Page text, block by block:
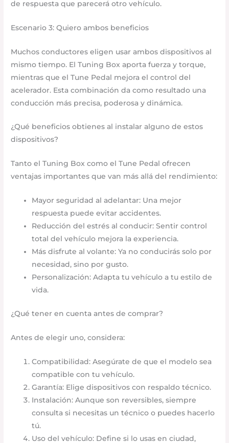
de respuesta que parecerá otro vehículo.
Escenario 3: Quiero ambos beneficios
Muchos conductores eligen usar ambos dispositivos al
mismo tiempo. El Tuning Box aporta fuerza y torque,
mientras que el Tune Pedal mejora el control del
acelerador. Esta combinación da como resultado una
conducción más precisa, poderosa y dinámica.
¿Qué beneficios obtienes al instalar alguno de estos
dispositivos?
Tanto el Tuning Box como el Tune Pedal ofrecen
ventajas importantes que van más allá del rendimiento:
Mayor seguridad al adelantar: Una mejor
respuesta puede evitar accidentes.
Reducción del estrés al conducir: Sentir control
total del vehículo mejora la experiencia.
Más disfrute al volante: Ya no conducirás solo por
necesidad, sino por gusto.
Personalización: Adapta tu vehículo a tu estilo de
vida.
¿Qué tener en cuenta antes de comprar?
Antes de elegir uno, considera:
Compatibilidad: Asegúrate de que el modelo sea
compatible con tu vehículo.
Garantía: Elige dispositivos con respaldo técnico.
Instalación: Aunque son reversibles, siempre
consulta si necesitas un técnico o puedes hacerlo
tú.
Uso del vehículo: Define si lo usas en ciudad,